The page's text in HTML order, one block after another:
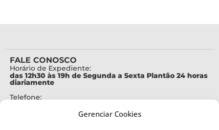
Gerenciar Cookies
FALE CONOSCO
Horário de Expediente:
das 12h30 às 19h de Segunda a Sexta Plantão 24 horas
diariamente
Telefone: